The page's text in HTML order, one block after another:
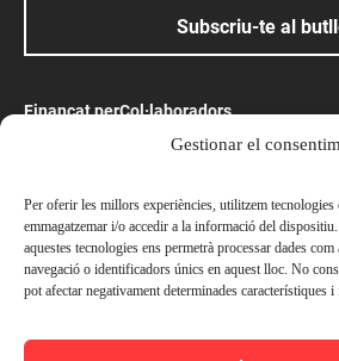
Gestionar el
Per oferir les millors experiències, utilitzem tecnologies
emmagatzemar i/o accedir a la informació del
aquestes tecnologies ens permetrà processar dades
navegació o identificadors únics en aquest lloc. No
pot afectar negativament determinades característiques
Subscriu-te al
Finançat perCol·laboradors
© Ateneu Barcelonès, 2026. Tots els drets